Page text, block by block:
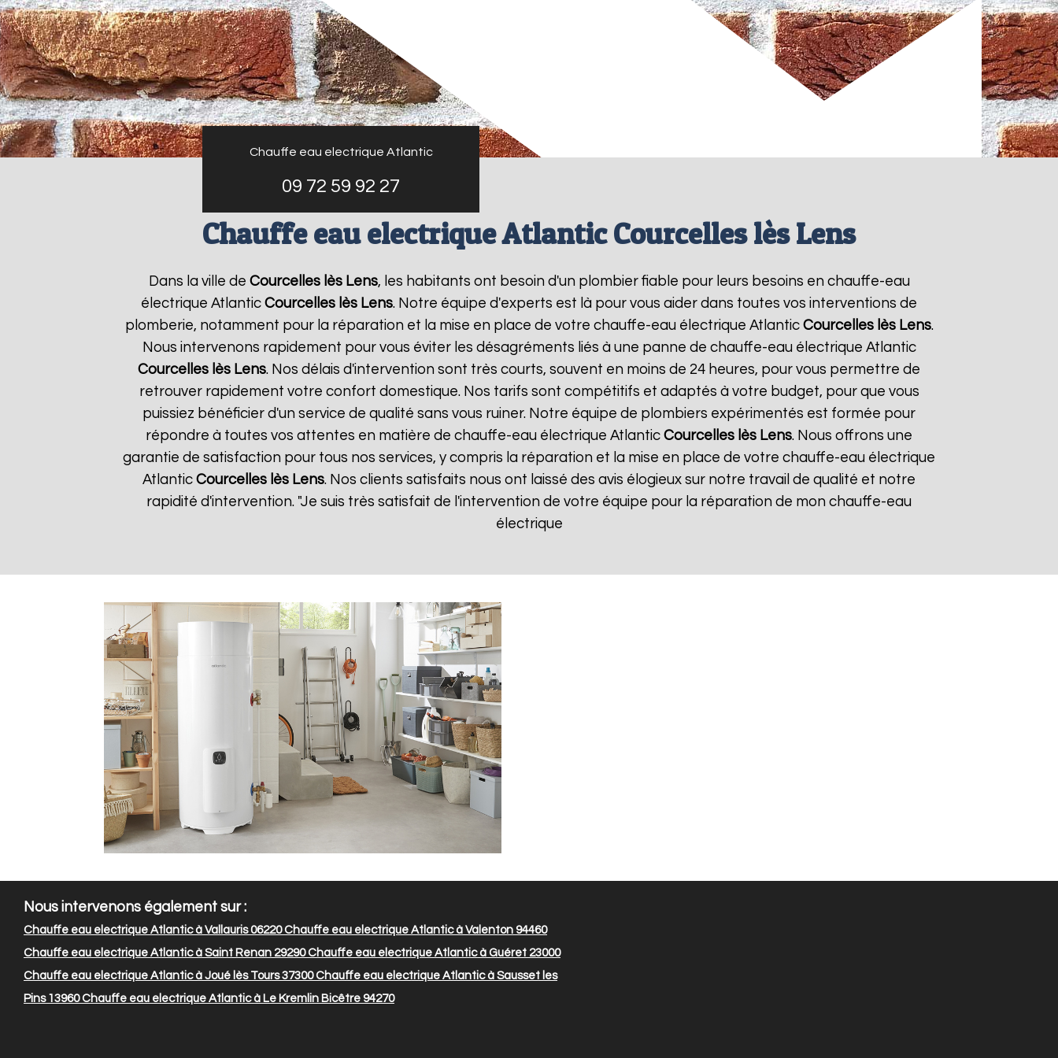
Chauffe eau electrique Atlantic
09 72 59 92 27
Chauffe eau electrique Atlantic Courcelles lès Lens
Dans la ville de Courcelles lès Lens, les habitants ont besoin d'un plombier fiable pour leurs besoins en chauffe-eau
électrique Atlantic Courcelles lès Lens. Notre équipe d'experts est là pour vous aider dans toutes vos interventions de
plomberie, notamment pour la réparation et la mise en place de votre chauffe-eau électrique Atlantic Courcelles lès Lens.
Nous intervenons rapidement pour vous éviter les désagréments liés à une panne de chauffe-eau électrique Atlantic
Courcelles lès Lens. Nos délais d'intervention sont très courts, souvent en moins de 24 heures, pour vous permettre de
retrouver rapidement votre confort domestique. Nos tarifs sont compétitifs et adaptés à votre budget, pour que vous
puissiez bénéficier d'un service de qualité sans vous ruiner. Notre équipe de plombiers expérimentés est formée pour
répondre à toutes vos attentes en matière de chauffe-eau électrique Atlantic Courcelles lès Lens. Nous offrons une
garantie de satisfaction pour tous nos services, y compris la réparation et la mise en place de votre chauffe-eau électrique
Atlantic Courcelles lès Lens. Nos clients satisfaits nous ont laissé des avis élogieux sur notre travail de qualité et notre
rapidité d'intervention. "Je suis très satisfait de l'intervention de votre équipe pour la réparation de mon chauffe-eau
électrique
Nous intervenons également sur :
Chauffe eau electrique Atlantic à Vallauris 06220Chauffe eau electrique Atlantic à Valenton 94460
Chauffe eau electrique Atlantic à Saint Renan 29290Chauffe eau electrique Atlantic à Guéret 23000
Chauffe eau electrique Atlantic à Joué lès Tours 37300Chauffe eau electrique Atlantic à Sausset les
Pins 13960Chauffe eau electrique Atlantic à Le Kremlin Bicêtre 94270